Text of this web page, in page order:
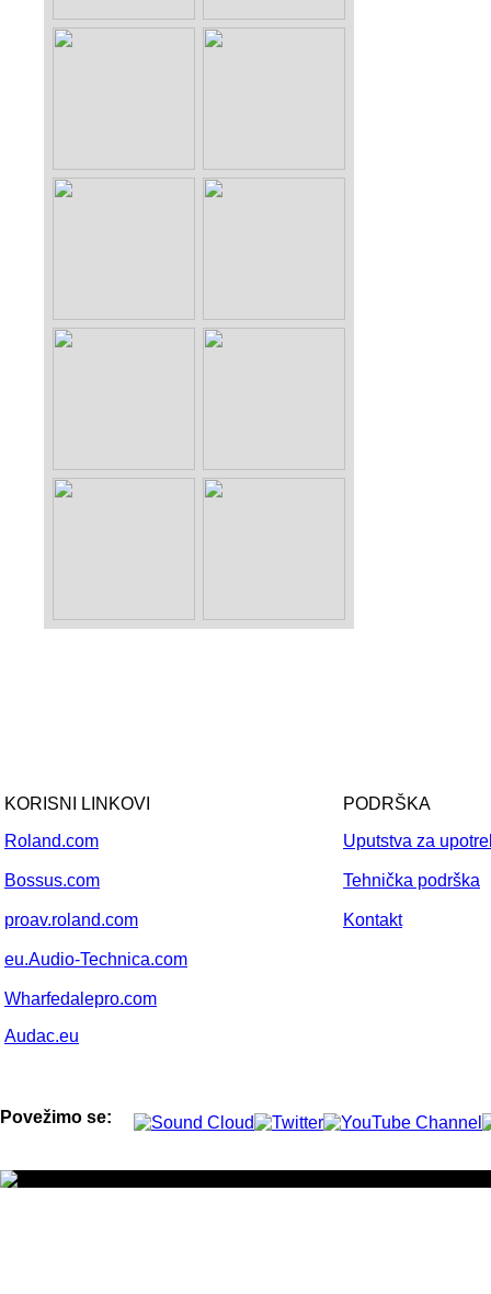
KORISNI LINKOVI
Roland.com
Bossus.com
proav.roland.com
eu.Audio-Technica.com
Wharfedalepro.com
Audac.eu
PODRŠKA
Uputstva za
Tehnička podrška
Kontakt
Povežimo se: